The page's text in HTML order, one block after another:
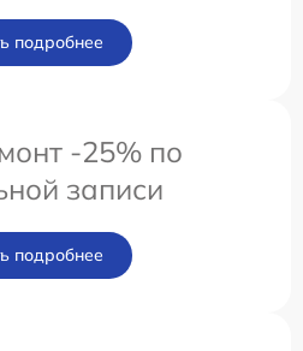
подробнее
-25% по
записи
подробнее